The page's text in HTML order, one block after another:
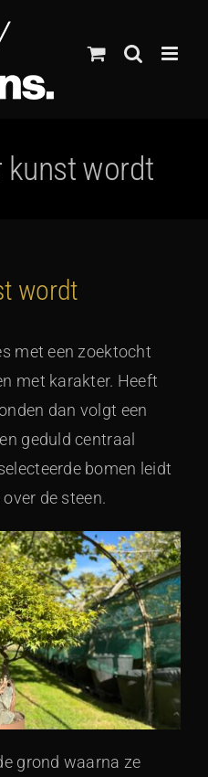
kunst wordt
wordt
met een zoektocht
met karakter. Heeft
dan volgt een
geduld centraal
bomen leidt
de steen.
grond waarna ze